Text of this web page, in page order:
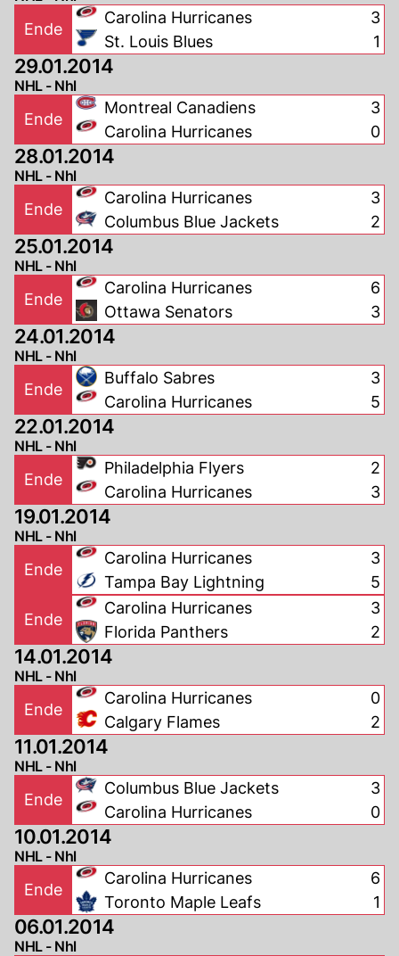
Ende
Carolina Hurricanes
St. Louis Blues
3
1
29.01.2014
NHL - Nhl
Ende
Montreal Canadiens
Carolina Hurricanes
3
0
28.01.2014
NHL - Nhl
Ende
Carolina Hurricanes
Columbus Blue Jackets
3
2
25.01.2014
NHL - Nhl
Ende
Carolina Hurricanes
Ottawa Senators
6
3
24.01.2014
NHL - Nhl
Ende
Buffalo Sabres
Carolina Hurricanes
3
5
22.01.2014
NHL - Nhl
Ende
Philadelphia Flyers
Carolina Hurricanes
2
3
19.01.2014
NHL - Nhl
Ende
Carolina Hurricanes
Tampa Bay Lightning
3
5
Ende
Carolina Hurricanes
Florida Panthers
3
2
14.01.2014
NHL - Nhl
Ende
Carolina Hurricanes
Calgary Flames
0
2
11.01.2014
NHL - Nhl
Ende
Columbus Blue Jackets
Carolina Hurricanes
3
0
10.01.2014
NHL - Nhl
Ende
Carolina Hurricanes
Toronto Maple Leafs
6
1
06.01.2014
NHL - Nhl